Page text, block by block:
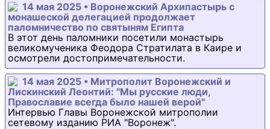
14 мая 2025 • Воронежский Архипастырь с
монашеской делегацией продолжает
паломничество по святыням Египта
В этот день паломники посетили монастырь
великомученика Феодора Стратилата в Каире и
осмотрели достопримечательности.
14 мая 2025 • Митрополит Воронежский и
Лискинский Леонтий: "Мы русские люди,
Православие всегда было нашей верой"
Интервью Главы Воронежской митрополии
сетевому изданию РИА "Воронеж".